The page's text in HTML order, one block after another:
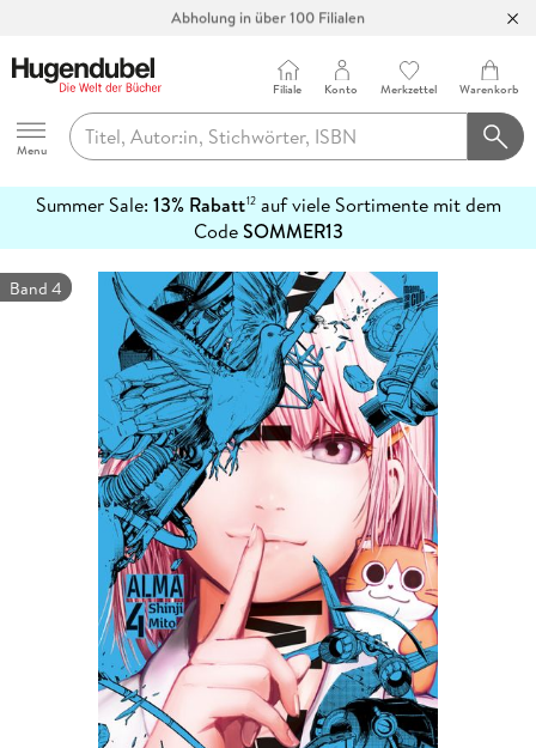
Abholung in über 100 Filialen
Hugendubel
Menu
Filiale Konto Merkzettel Warenkorb
Summer Sale: 13% Rabatt12auf viele Sortimente mit dem
CodeSOMMER13
erfahren
Band 4